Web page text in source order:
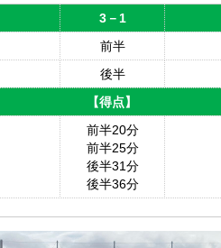
3－1
前半
後半
【得点】
前半20分
前半25分
後半31分
後半36分